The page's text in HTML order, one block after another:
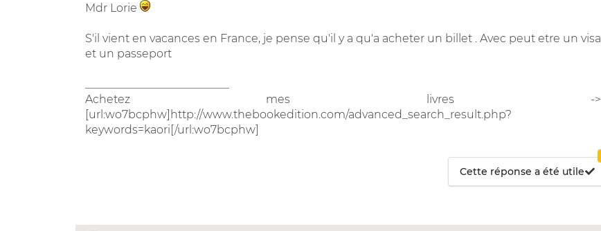
Mdr Lorie
S'il vient en vacances en France, je pense qu'il y a qu'a acheter un billet . Avec peut etre un visa
et un passeport
Achetez mes livres ->
[url:wo7bcphw]http://www.thebookedition.com/advanced_search_result.php?
keywords=kaori[/url:wo7bcphw]
Cette réponse a été utile